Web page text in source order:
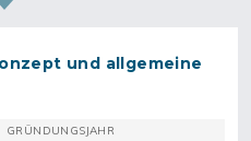
und allgemeine
GRÜNDUNGSJAHR